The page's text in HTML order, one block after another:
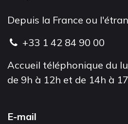
Depuis la France ou
+33 1 42 84 90 00
Accueil téléphonique du
de 9h à 12h et de 14h à
E-mail